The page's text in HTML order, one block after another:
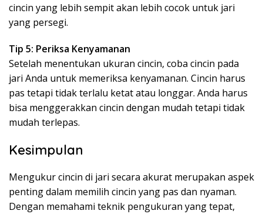
cincin yang lebih sempit akan lebih cocok untuk jari
yang persegi.
Tip 5: Periksa Kenyamanan
Setelah menentukan ukuran cincin, coba cincin pada
jari Anda untuk memeriksa kenyamanan. Cincin harus
pas tetapi tidak terlalu ketat atau longgar. Anda harus
bisa menggerakkan cincin dengan mudah tetapi tidak
mudah terlepas.
Kesimpulan
Mengukur cincin di jari secara akurat merupakan aspek
penting dalam memilih cincin yang pas dan nyaman.
Dengan memahami teknik pengukuran yang tepat,